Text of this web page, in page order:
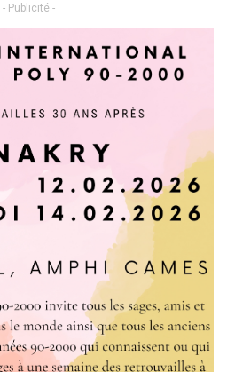
- Publicité -